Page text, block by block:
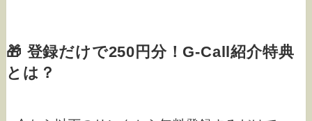
🎁 登録だけで250円分！G-Call紹介特典
とは？